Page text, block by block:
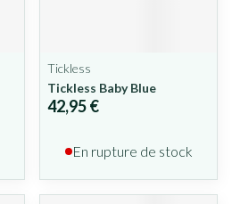
Tickless
Tickless Baby Blue
42,95 €
En rupture de stock